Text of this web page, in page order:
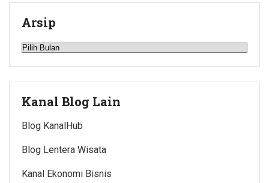
Arsip
Arsip
Kanal Blog Lain
Blog KanalHub
Blog Lentera Wisata
Kanal Ekonomi Bisnis